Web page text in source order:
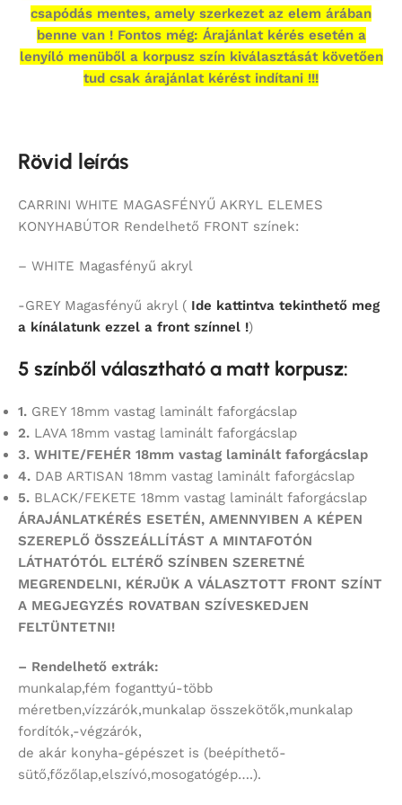
csapódás mentes, amely szerkezet az elem árában
benne van ! Fontos még: Árajánlat kérés esetén a
lenyíló menüből a korpusz szín kiválasztását követően
tud csak árajánlat kérést indítani !!!
Rövid leírás
CARRINI WHITE MAGASFÉNYŰ AKRYL ELEMES
KONYHABÚTOR Rendelhető FRONT színek:
– WHITE Magasfényű akryl
-GREY Magasfényű akryl ( Ide kattintva tekinthető meg
a kínálatunk ezzel a front színnel !)
5 színből választható a matt korpusz:
1. GREY 18mm vastag laminált faforgácslap
2. LAVA 18mm vastag laminált faforgácslap
3. WHITE/FEHÉR 18mm vastag laminált faforgácslap
4. DAB ARTISAN 18mm vastag laminált faforgácslap
5. BLACK/FEKETE 18mm vastag laminált faforgácslap
ÁRAJÁNLATKÉRÉS ESETÉN, AMENNYIBEN A KÉPEN
SZEREPLŐ ÖSSZEÁLLÍTÁST A MINTAFOTÓN
LÁTHATÓTÓL ELTÉRŐ SZÍNBEN SZERETNÉ
MEGRENDELNI, KÉRJÜK A VÁLASZTOTT FRONT SZÍNT
A MEGJEGYZÉS ROVATBAN SZÍVESKEDJEN
FELTÜNTETNI!
– Rendelhető extrák:
munkalap,fém foganttyú-több
méretben,vízzárók,munkalap összekötők,munkalap
fordítók,-végzárók,
de akár konyha-gépészet is (beépíthető-
sütő,főzőlap,elszívó,mosogatógép….).